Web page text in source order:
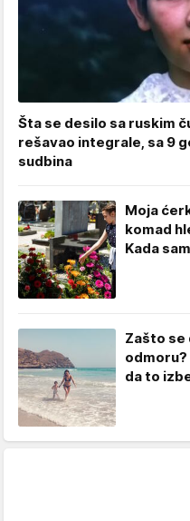
Šta se desilo sa ruskim
rešavao integrale, sa 9
sudbina
Moja
komad
Kada
Zašto se
da to